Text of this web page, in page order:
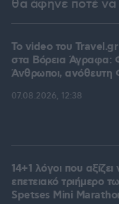
θα άφηνε ποτέ να
To video του Travel.gr
στα Βόρεια Άγραφα:
Άνθρωποι, ανόθευτη
07.08.2026, 12:38
14+1 λόγοι που
επετειακό τριήμερο
Spetses Mini